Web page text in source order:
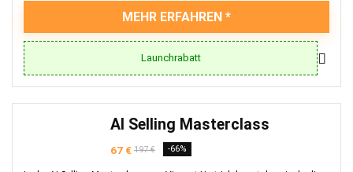
MEHR ERFAHREN
Launchrabatt
AI Selling Masterclass
67 € 197 € -66%